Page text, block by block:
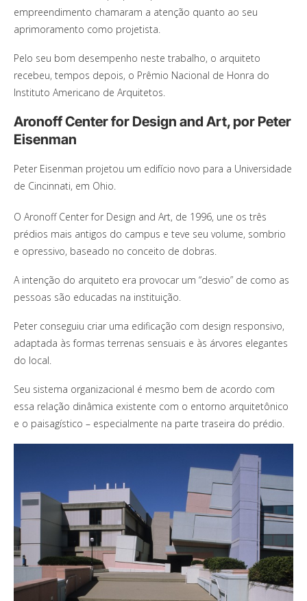
empreendimento chamaram a atenção quanto ao seu
aprimoramento como projetista.
Pelo seu bom desempenho neste trabalho, o arquiteto
recebeu, tempos depois, o Prêmio Nacional de Honra do
Instituto Americano de Arquitetos.
Aronoff Center for Design and Art, por Peter
Eisenman
Peter Eisenman projetou um edifício novo para a Universidade
de Cincinnati, em Ohio.
O Aronoff Center for Design and Art, de 1996, une os três
prédios mais antigos do campus e teve seu volume, sombrio
e opressivo, baseado no conceito de dobras.
A intenção do arquiteto era provocar um “desvio” de como as
pessoas são educadas na instituição.
Peter conseguiu criar uma edificação com design responsivo,
adaptada às formas terrenas sensuais e às árvores elegantes
do local.
Seu sistema organizacional é mesmo bem de acordo com
essa relação dinâmica existente com o entorno arquitetônico
e o paisagístico – especialmente na parte traseira do prédio.